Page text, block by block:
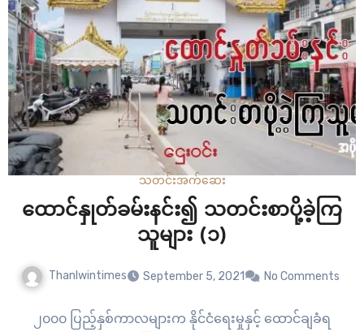
သတင်းအက်ဆေး
ထောင်နှုတ်ခမ်းနင်း၍ သတင်းစာပို့ခဲ့ကြ
သူများ (၁)
Thanlwintimes September 5, 2021 No Comments
၂၀၀၀ ပြည့်နှစ်ကာလများက နိုင်ငံရေးမှုနှင့် ထောင်ချခံရ